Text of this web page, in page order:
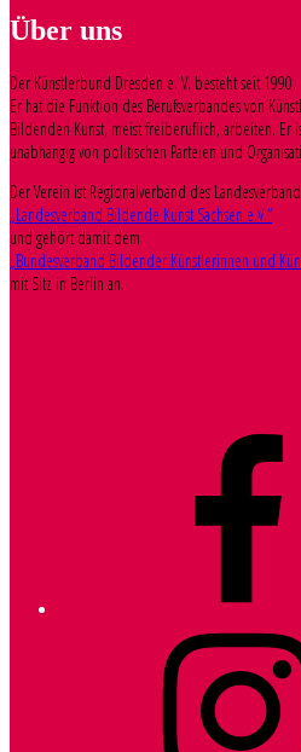
Über uns
Der Künstlerbund Dresden e. V. besteht seit 1990.
Er hat die Funktion des Berufsverbandes von
Bildenden Kunst, meist freiberuflich, arbeiten. Er
unabhängig von politischen Parteien und
Der Verein ist Regionalverband des
„Landesverband Bildende Kunst Sachsen e.V.“
und gehört damit dem
„Bundesverband Bildender Künstlerinnen und
mit Sitz in Berlin an.